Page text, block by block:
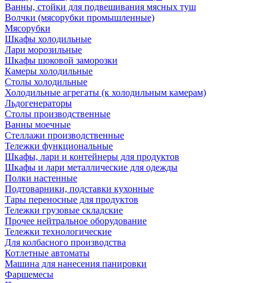
Ванны, стойки для подвешивания мясных туш
Волчки (мясорубки промышленные)
Мясорубки
Шкафы холодильные
Лари морозильные
Шкафы шоковой заморозки
Камеры холодильные
Столы холодильные
Холодильные агрегаты (к холодильным камерам)
Льдогенераторы
Столы производственные
Ванны моечные
Стеллажи производственные
Тележки функциональные
Шкафы, лари и контейнеры для продуктов
Шкафы и лари металлические для одежды
Полки настенные
Подтоварники, подставки кухонные
Тары переносные для продуктов
Тележки грузовые складские
Прочее нейтральное оборудование
Тележки технологические
Для колбасного производства
Котлетные автоматы
Машина для нанесения панировки
Фаршемесы